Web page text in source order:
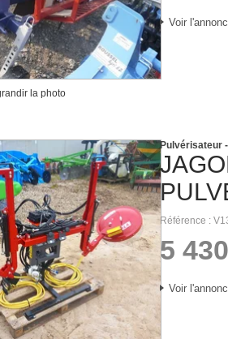
la photo
Voir
Pulvérisateur
Référence
5 430
Voir